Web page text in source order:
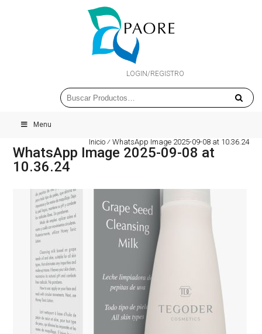
LOGIN/REGISTRO
Menu
Inicio ⁄WhatsApp Image 2025-09-08 at 10.36.24
WhatsApp Image 2025-09-08 at
10.36.24